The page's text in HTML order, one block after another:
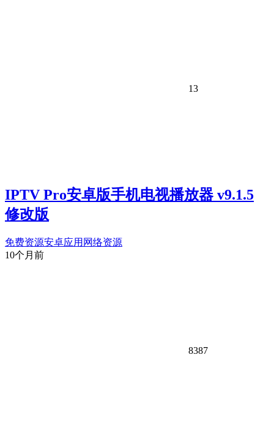
13
IPTV Pro安卓版手机电视播放器 v9.1.5
修改版
免费资源安卓应用 网络资源
10个月前
8387